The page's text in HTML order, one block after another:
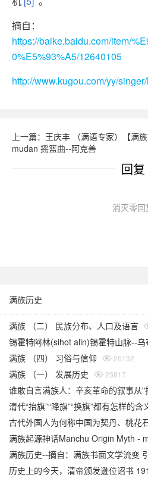
摘自：
https://baike.baidu.com/item/
0%E5%93%A5/12640105
http://www.kugou.com/yy/
上一篇：王庆丰 （满语专家）【满族
mudan 摇篮曲--阿克善
回复
消灭零回
满族历史
满族 （二） 民族分布、人口及语言
锡霍特阿林(sihot alin)锡霍特山脉--
满族 （四） 习俗与信仰 26132
满族 （一） 发展历史 25817
谁敢自言满族人：辛亥革命的叙事从"
清代“抬旗”“降旗”“换旗”都有怎样的
古代外国人为何称中国为契丹、桃花
满族起源神话Manchu Origin Myth -
满族历史--摘自：满族书面文学流变
历史上的今天，清帝颁发逊位诏书